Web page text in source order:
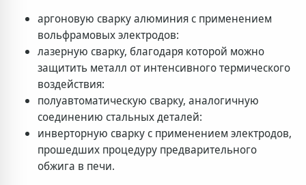
аргоновую сварку алюминия с применением
вольфрамовых электродов:
лазерную сварку, благодаря которой можно
защитить металл от интенсивного термического
воздействия:
полуавтоматическую сварку, аналогичную
соединению стальных деталей:
инверторную сварку с применением электродов,
прошедших процедуру предварительного
обжига в печи.